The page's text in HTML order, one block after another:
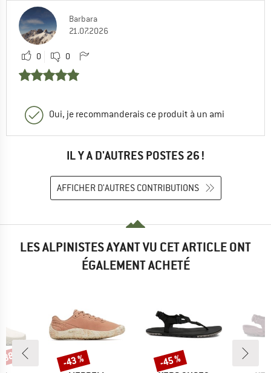
Barbara
21.07.2026
0 0
Oui, je recommanderais ce produit à un ami
IL Y A D'AUTRES POSTES 26 !
AFFICHER D'AUTRES CONTRIBUTIONS
LES ALPINISTES AYANT VU CET ARTICLE ONT
ÉGALEMENT ACHETÉ
% Remise
-43 % Remise
-45 %